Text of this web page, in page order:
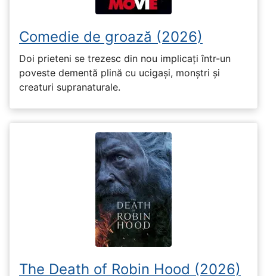
Comedie de groază (2026)
Doi prieteni se trezesc din nou implicați într-un
poveste dementă plină cu ucigași, monștri și
creaturi supranaturale.
The Death of Robin Hood (2026)